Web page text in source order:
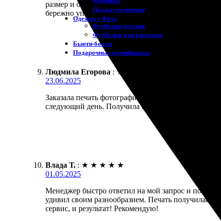
Пазлы магнитные
Одежда с Фото
Футболки детские
Футболки для взрослых
Бьюти-боксы
Подарочные сертификаты
размер и оформил заказ. Через несколько дней
бережно упаковано. Определенно рекомендую.
Людмила Егорова : ★
23.06.2025
Заказала печать фотографии 30х40. Процесс был
следующий день. Получила фотографию в срок,
Влада Т. : ★ ★ ★ ★ ★
01.05.2025
Менеджер быстро ответил на мой запрос и помог
удивил своим разнообразием. Печать получилась
сервис, и результат! Рекомендую!